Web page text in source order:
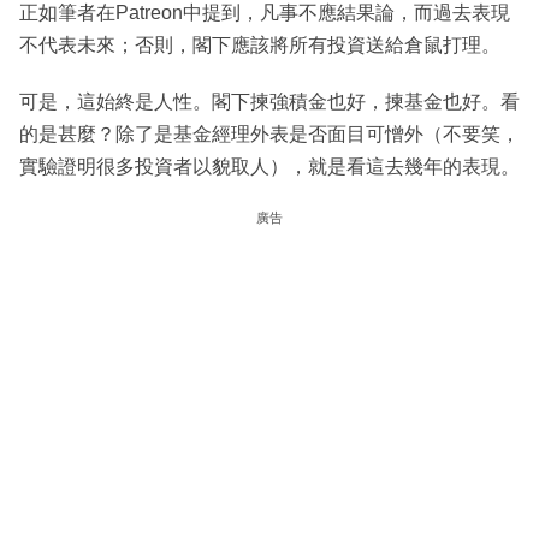
正如筆者在Patreon中提到，凡事不應結果論，而過去表現
不代表未來；否則，閣下應該將所有投資送給倉鼠打理。
可是，這始終是人性。閣下揀強積金也好，揀基金也好。看
的是甚麼？除了是基金經理外表是否面目可憎外（不要笑，
實驗證明很多投資者以貌取人），就是看這去幾年的表現。
廣告